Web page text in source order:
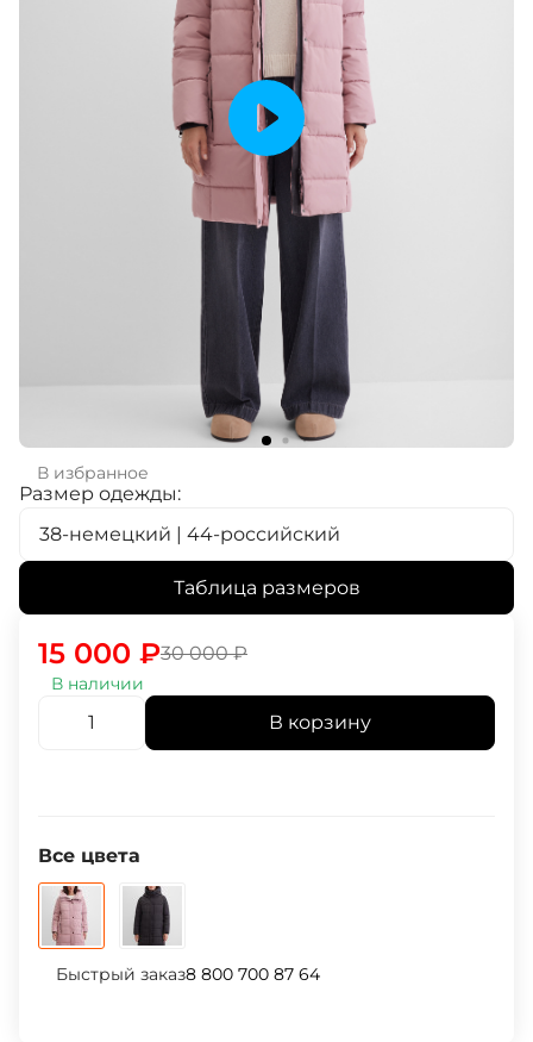
В избранное
Размер одежды:
38-немецкий | 44-российский
Таблица размеров
30 000₽
15 000 ₽
В наличии
В корзину
Все цвета
Быстрый заказ8 800 700 87 64